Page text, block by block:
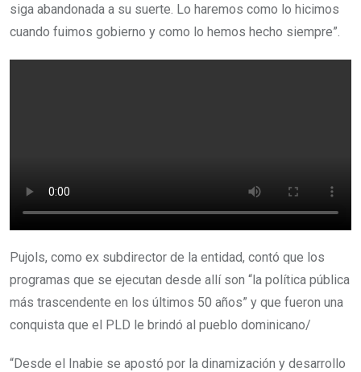
siga abandonada a su suerte. Lo haremos como lo hicimos
cuando fuimos gobierno y como lo hemos hecho siempre”.
Pujols, como ex subdirector de la entidad, contó que los
programas que se ejecutan desde allí son “la política pública
más trascendente en los últimos 50 años” y que fueron una
conquista que el PLD le brindó al pueblo dominicano/
“Desde el Inabie se apostó por la dinamización y desarrollo